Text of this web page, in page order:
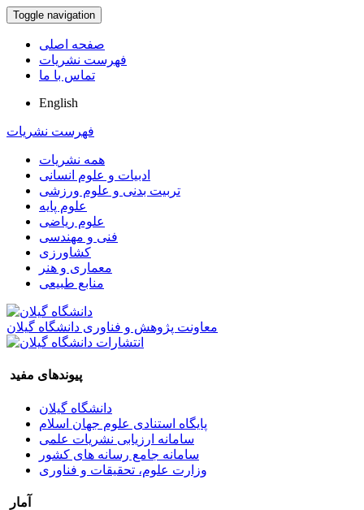
Toggle navigation
صفحه اصلی
فهرست نشریات
تماس با ما
English
فهرست نشریات
همه نشریات
ادبیات و علوم انسانی
تربیت بدنی و علوم ورزشی
علوم پایه
علوم ریاضی
فنی و مهندسی
کشاورزی
معماری و هنر
منابع طبیعی
معاونت پژوهش و فناوری دانشگاه گیلان
پیوندهای مفید
دانشگاه گیلان
پایگاه استنادی علوم جهان اسلام
سامانه ارزیابی نشریات علمی
سامانه جامع رسانه های کشور
وزارت علوم، تحقیقات و فناوری
آمار